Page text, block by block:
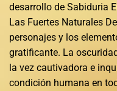
desarrollo de Sabiduria
Las Fuertes Naturales
personajes y los
gratificante. La
la vez cautivadora e
condición humana en